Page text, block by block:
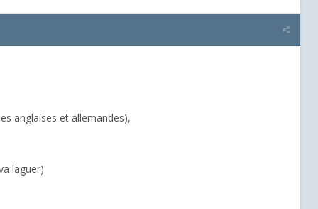
anglaises et allemandes),
laguer)